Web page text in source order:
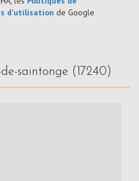
d'utilisation de Google
saintonge (17240)